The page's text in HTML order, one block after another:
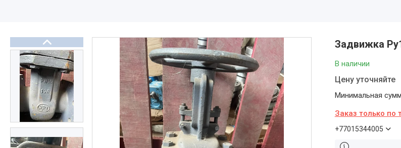
Задвижка
В наличии
Цену уточняйте
Минимальная
Заказ только по
+77015344005